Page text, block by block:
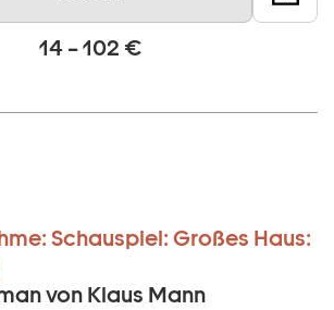
14 – 102 €
Schauspiel: Großes Haus:
von Klaus Mann